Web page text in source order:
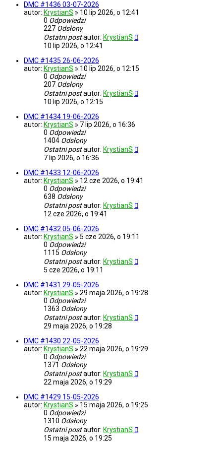
DMC #1436 03-07-2026
autor: KrystianS » 10 lip 2026, o 12:41
0 Odpowiedzi
227 Odsłony
Ostatni postautor: KrystianS
10 lip 2026, o 12:41
DMC #1435 26-06-2026
autor: KrystianS » 10 lip 2026, o 12:15
0 Odpowiedzi
207 Odsłony
Ostatni postautor: KrystianS
10 lip 2026, o 12:15
DMC #1434 19-06-2026
autor: KrystianS » 7 lip 2026, o 16:36
0 Odpowiedzi
1404 Odsłony
Ostatni postautor: KrystianS
7 lip 2026, o 16:36
DMC #1433 12-06-2026
autor: KrystianS » 12 cze 2026, o 19:41
0 Odpowiedzi
638 Odsłony
Ostatni postautor: KrystianS
12 cze 2026, o 19:41
DMC #1432 05-06-2026
autor: KrystianS » 5 cze 2026, o 19:11
0 Odpowiedzi
1115 Odsłony
Ostatni postautor: KrystianS
5 cze 2026, o 19:11
DMC #1431 29-05-2026
autor: KrystianS » 29 maja 2026, o 19:28
0 Odpowiedzi
1363 Odsłony
Ostatni postautor: KrystianS
29 maja 2026, o 19:28
DMC #1430 22-05-2026
autor: KrystianS » 22 maja 2026, o 19:29
0 Odpowiedzi
1371 Odsłony
Ostatni postautor: KrystianS
22 maja 2026, o 19:29
DMC #1429 15-05-2026
autor: KrystianS » 15 maja 2026, o 19:25
0 Odpowiedzi
1310 Odsłony
Ostatni postautor: KrystianS
15 maja 2026, o 19:25